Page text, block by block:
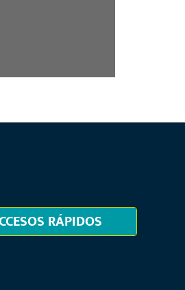
RÁPIDOS